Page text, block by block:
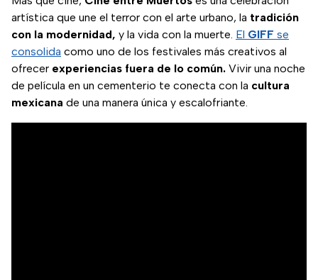
artística que une el terror con el arte urbano, la tradición
con la modernidad, y la vida con la muerte. El GIFF se
consolida como uno de los festivales más creativos al
ofrecer experiencias fuera de lo común. Vivir una noche
de película en un cementerio te conecta con la cultura
mexicana de una manera única y escalofriante.